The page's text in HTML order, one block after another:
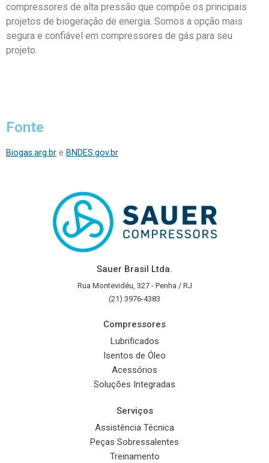
compressores de alta pressão que compõe os principais
projetos de biogeração de energia. Somos a opção mais
segura e confiável em compressores de gás para seu
projeto.
Fonte
Biogas.arg.br e BNDES.gov.br
Sauer Brasil Ltda.
Rua Montevidéu, 327 - Penha / RJ
(21) 3976-4383
Compressores
Lubrificados
Isentos de Óleo
Acessórios
Soluções Integradas
Serviços
Assistência Técnica
Peças Sobressalentes
Treinamento